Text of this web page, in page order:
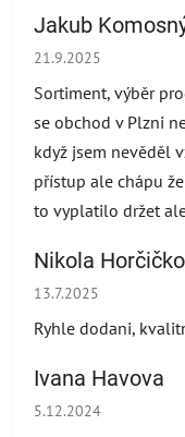
Jakub
Hodnocení obchodu
21.9.2025
Sortiment, výběr
se obchod v Plzni
když jsem nevěděl
přístup ale chápu
to vyplatilo držet
Nikola
Hodnocení obchodu
13.7.2025
Ryhle dodani,
Ivana Havova
Hodnocení obchodu
5.12.2024